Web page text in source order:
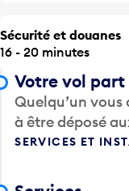
Sécurité et douanes
16 - 20 minutes
Votre vol part
Quelqu’un vous
à être déposé
SERVICES ET